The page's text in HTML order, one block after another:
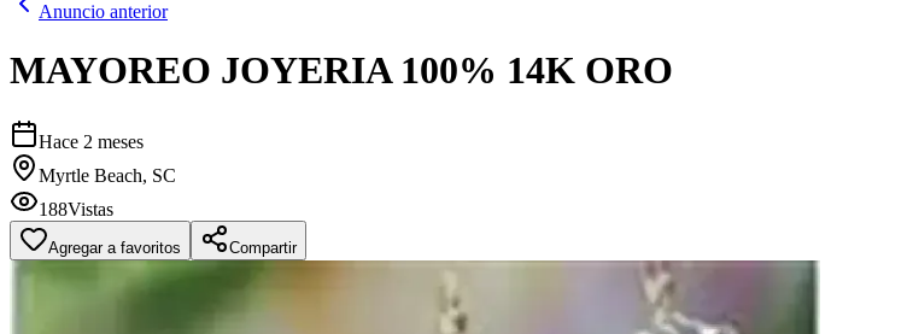
Anuncio anterior
MAYOREO JOYERIA 100% 14K ORO
Hace 2 meses
Myrtle Beach, SC
188Vistas
Agregar a favoritos Compartir